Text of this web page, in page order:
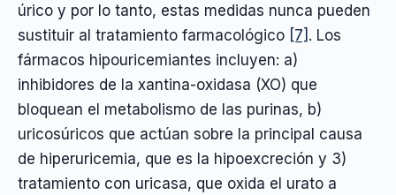
úrico y por lo tanto, estas medidas nunca pueden
sustituir al tratamiento farmacológico [7] . Los
fármacos hipouricemiantes incluyen: a)
inhibidores de la xantina-oxidasa (XO) que
bloquean el metabolismo de las purinas, b)
uricosúricos que actúan sobre la principal causa
de hiperuricemia, que es la hipoexcreción y 3)
tratamiento con uricasa, que oxida el urato a